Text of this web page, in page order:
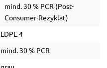
mind. 30 % PCR (Post-
Consumer-Rezyklat)
LDPE 4
mind. 30 % PCR